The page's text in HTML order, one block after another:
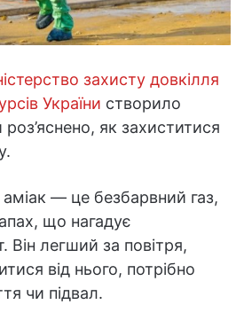
захисту довкілля
України створило
роз’яснено, як захиститися
— це безбарвний газ,
що нагадує
Він легший за повітря,
від нього, потрібно
чи підвал.